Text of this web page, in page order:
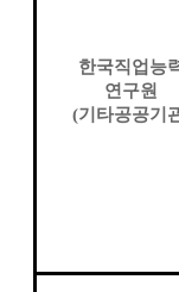
한국직업능
연구원
(기타공공기